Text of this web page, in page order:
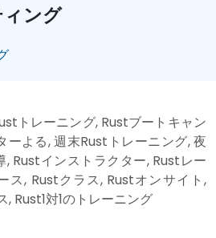
ング
トレーニング, Rustブートキャン
ーよる, 週末Rustトレーニング, 夜
Rustインストラクター, Rustレー
ス, Rustクラス, Rustオンサイト,
Rust1対1のトレーニング